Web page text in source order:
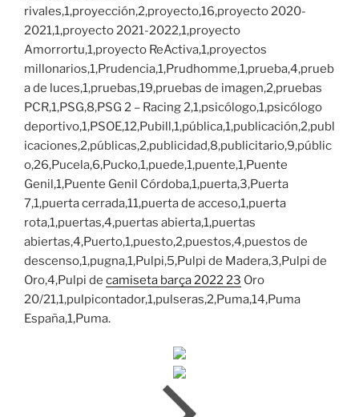
rivales,1,proyección,2,proyecto,16,proyecto 2020-
2021,1,proyecto 2021-2022,1,proyecto
Amorrortu,1,proyecto ReActiva,1,proyectos
millonarios,1,Prudencia,1,Prudhomme,1,prueba,4,prueb
a de luces,1,pruebas,19,pruebas de imagen,2,pruebas
PCR,1,PSG,8,PSG 2 – Racing 2,1,psicólogo,1,psicólogo
deportivo,1,PSOE,12,Pubill,1,pública,1,publicación,2,publ
icaciones,2,públicas,2,publicidad,8,publicitario,9,públic
o,26,Pucela,6,Pucko,1,puede,1,puente,1,Puente
Genil,1,Puente Genil Córdoba,1,puerta,3,Puerta
7,1,puerta cerrada,11,puerta de acceso,1,puerta
rota,1,puertas,4,puertas abierta,1,puertas
abiertas,4,Puerto,1,puesto,2,puestos,4,puestos de
descenso,1,pugna,1,Pulpi,5,Pulpi de Madera,3,Pulpi de
Oro,4,Pulpi de camiseta barça 2022 23 Oro
20/21,1,pulpicontador,1,pulseras,2,Puma,14,Puma
España,1,Puma.